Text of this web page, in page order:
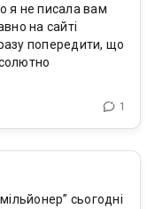
попередити, що
1
сьогодні